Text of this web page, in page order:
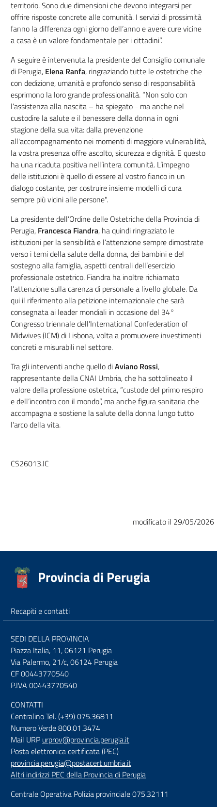
territorio. Sono due dimensioni che devono integrarsi per
offrire risposte concrete alle comunità. I servizi di prossimità
fanno la differenza ogni giorno dell’anno e avere cure vicine
a casa è un valore fondamentale per i cittadini”.
A seguire è intervenuta la presidente del Consiglio comunale
di Perugia, Elena Ranfa, ringraziando tutte le ostetriche che
con dedizione, umanità e profondo senso di responsabilità
esprimono la loro grande professionalità. “Non solo con
l’assistenza alla nascita – ha spiegato - ma anche nel
custodire la salute e il benessere della donna in ogni
stagione della sua vita: dalla prevenzione
all'accompagnamento nei momenti di maggiore vulnerabilità,
la vostra presenza offre ascolto, sicurezza e dignità. E questo
ha una ricaduta positiva nell’intera comunità. L’impegno
delle istituzioni è quello di essere al vostro fianco in un
dialogo costante, per costruire insieme modelli di cura
sempre più vicini alle persone".
La presidente dell’Ordine delle Ostetriche della Provincia di
Perugia, Francesca Fiandra, ha quindi ringraziato le
istituzioni per la sensibilità e l’attenzione sempre dimostrate
verso i temi della salute della donna, dei bambini e del
sostegno alla famiglia, aspetti centrali dell’esercizio
professionale ostetrico. Fiandra ha inoltre richiamato
l’attenzione sulla carenza di personale a livello globale. Da
qui il riferimento alla petizione internazionale che sarà
consegnata ai leader mondiali in occasione del 34°
Congresso triennale dell’International Confederation of
Midwives (ICM) di Lisbona, volta a promuovere investimenti
concreti e misurabili nel settore.
Tra gli interventi anche quello diAviano Rossi,
rappresentante della CNAI Umbria, che ha sottolineato il
valore della professione ostetrica, “custode del primo respiro
e dell’incontro con il mondo”, ma anche figura sanitaria che
accompagna e sostiene la salute della donna lungo tutto
l’arco della vita.
CS26013.IC
modificato il 29/05/2026
Provincia di Perugia
Recapiti e contatti
SEDI DELLA PROVINCIA
Piazza Italia, 11, 06121 Perugia
Via Palermo, 21/c, 06124 Perugia
CF 00443770540
P.IVA 00443770540
CONTATTI
Centralino Tel. (+39) 075.36811
Numero Verde 800.01.3474
Mail URP urprov@provincia.perugia.it
Posta elettronica certificata (PEC)
provincia.perugia@postacert.umbria.it
Altri indirizzi PEC della Provincia di Perugia
Centrale Operativa Polizia provinciale 075.32111